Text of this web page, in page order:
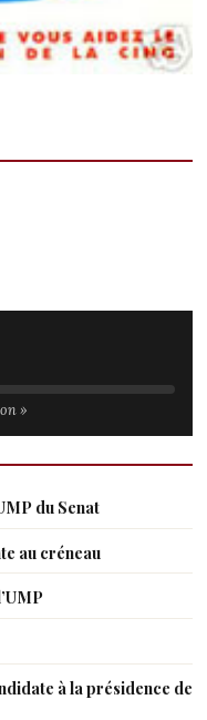
»
du Senat
au créneau
à la présidence de